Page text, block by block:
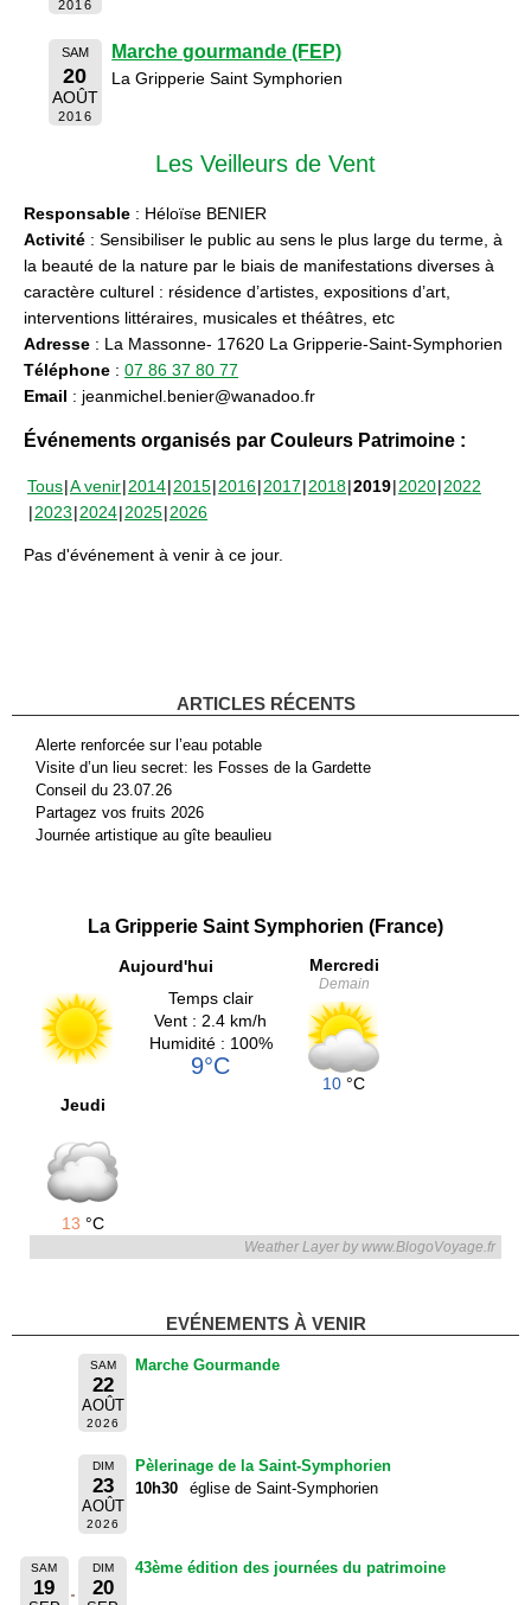
2016
SAM
20
AOÛT
2016
Marche gourmande (FEP)
La Gripperie Saint Symphorien
Les Veilleurs de Vent
Responsable : Héloïse BENIER
Activité : Sensibiliser le public au sens le plus large du terme, à
la beauté de la nature par le biais de manifestations diverses à
caractère culturel : résidence d’artistes, expositions d’art,
interventions littéraires, musicales et théâtres, etc
Adresse : La Massonne- 17620 La Gripperie-Saint-Symphorien
Téléphone : 07 86 37 80 77
Email : jeanmichel.benier@wanadoo.fr
Événements organisés par Couleurs Patrimoine :
Tous A venir 2014 2015 2016 2017 2018 2019 2020 2022
2023 2024 2025 2026
Pas d'événement à venir à ce jour.
ARTICLES RÉCENTS
Alerte renforcée sur l’eau potable
Visite d’un lieu secret: les Fosses de la Gardette
Conseil du 23.07.26
Partagez vos fruits 2026
Journée artistique au gîte beaulieu
La Gripperie Saint Symphorien (France)
Aujourd'hui
Temps clair
Vent : 2.4 km/h
Humidité : 100%
9°C
Mercredi
Demain
10 °C
Jeudi
13 °C
Weather Layer by www.BlogoVoyage.fr
EVÉNEMENTS À VENIR
SAM
22
AOÛT
2026
Marche Gourmande
DIM
23
AOÛT
2026
Pèlerinage de la Saint-Symphorien
10h30
église de Saint-Symphorien
SAM
19
DIM
20
43ème édition des journées du patrimoine